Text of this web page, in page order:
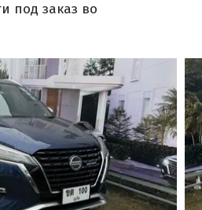
под заказ во